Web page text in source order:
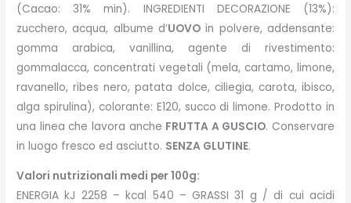
(Cacao: 31% min). INGREDIENTI DECORAZIONE (13%):
zucchero, acqua, albume d’UOVO in polvere, addensante:
gomma arabica, vanillina, agente di rivestimento:
gommalacca, concentrati vegetali (mela, cartamo, limone,
ravanello, ribes nero, patata dolce, ciliegia, carota, ibisco,
alga spirulina), colorante: E120, succo di limone. Prodotto in
una linea che lavora anche FRUTTA A GUSCIO. Conservare
in luogo fresco ed asciutto. SENZA GLUTINE.
Valori nutrizionali medi per 100g:
ENERGIA kJ 2258 – kcal 540 – GRASSI 31 g / di cui acidi